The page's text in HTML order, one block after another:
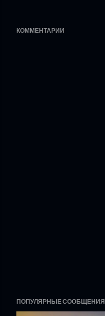
КОММЕНТАРИИ
ПОПУЛЯРНЫЕ СООБЩЕНИЯ